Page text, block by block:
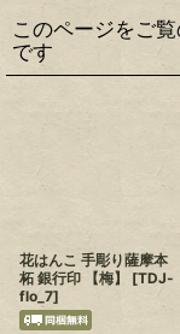
このページをご
です
花はんこ 手彫り薩摩本
柘 銀行印 【梅】
[TDJ-
flo_7]